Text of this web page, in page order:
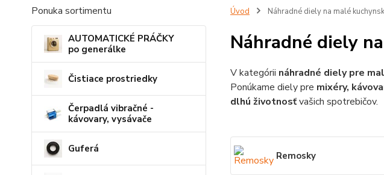
Ponuka sortimentu
AUTOMATICKÉ PRÁČKY
po generálke
Čistiace prostriedky
Čerpadlá vibračné -
kávovary, vysávače
Guferá
Úvod Náhradné diely na malé
Náhradné diely
V kategórii náhradné diely pre
Ponúkame diely pre mixéry,
dlhú životnosťvašich spotrebičov.
Remosky